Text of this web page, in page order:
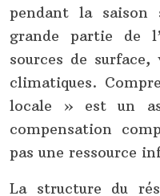
pendant la saison
grande partie de
sources de
climatiques.
locale » est un
compensation
pas une ressource
La structure du